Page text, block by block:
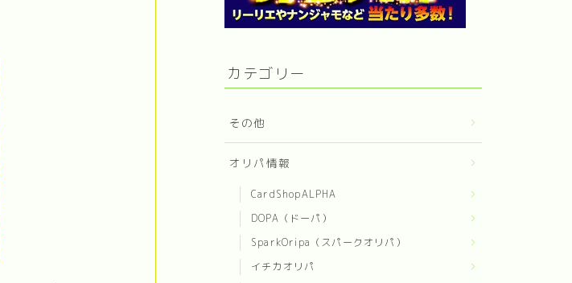
カテゴリー
その他
オリパ情報
CardShopALPHA
DOPA（ドーパ）
SparkOripa（スパークオリパ）
イチカオリパ